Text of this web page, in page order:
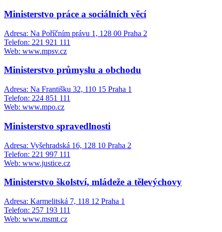
Ministerstvo práce a sociálních věcí
Adresa: Na Poříčním právu 1, 128 00 Praha 2
Telefon: 221 921 111
Web: www.mpsv.cz
Ministerstvo průmyslu a obchodu
Adresa: Na Františku 32, 110 15 Praha 1
Telefon: 224 851 111
Web: www.mpo.cz
Ministerstvo spravedlnosti
Adresa: Vyšehradská 16, 128 10 Praha 2
Telefon: 221 997 111
Web: www.justice.cz
Ministerstvo školství, mládeže a tělevýchovy
Adresa: Karmelitská 7, 118 12 Praha 1
Telefon: 257 193 111
Web: www.msmt.cz